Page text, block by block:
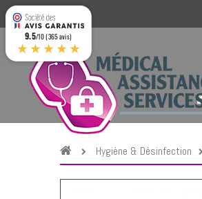
Hygiène & Désinfection
9.5/10 (365 avis)
★★★★★